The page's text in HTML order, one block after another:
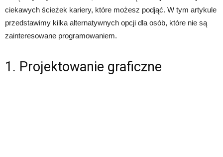
ciekawych ścieżek kariery, które możesz podjąć. W tym artykule
przedstawimy kilka alternatywnych opcji dla osób, które nie są
zainteresowane programowaniem.
1. Projektowanie graficzne